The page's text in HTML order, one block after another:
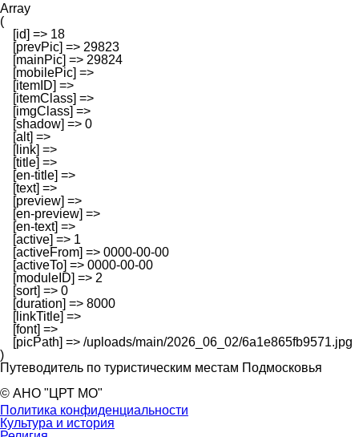
Array
(
    [id] => 18
    [prevPic] => 29823
    [mainPic] => 29824
    [mobilePic] =>
    [itemID] =>
    [itemClass] =>
    [imgClass] =>
    [shadow] => 0
    [alt] =>
    [link] =>
    [title] =>
    [en-title] =>
    [text] =>
    [preview] =>
    [en-preview] =>
    [en-text] =>
    [active] => 1
    [activeFrom] => 0000-00-00
    [activeTo] => 0000-00-00
    [moduleID] => 2
    [sort] => 0
    [duration] => 8000
    [linkTitle] =>
    [font] =>
    [picPath] => /uploads/main/2026_06_02/6a1e865fb9571.jpg
Путеводитель по туристическим местам Подмосковья
© АНО "ЦРТ МО"
Политика конфиденциальности
Культура и история